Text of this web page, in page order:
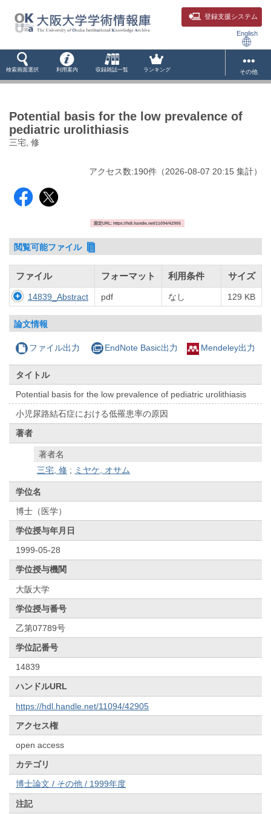
登録支援システム
English
検索画面選択 利用案内 収録雑誌一覧 ランキング その他
Potential basis for the low prevalence of
pediatric urolithiasis
三宅, 修
アクセス数:190件 （2026-08-07 20:15 集計）
固定URL: https://hdl.handle.net/11094/42905
閲覧可能ファイル
ファイル フォーマット 利用条件 サイズ
14839_Abstract pdf なし 129 KB
論文情報
ファイル出力 EndNote Basic出力 Mendeley出力
タイトル
Potential basis for the low prevalence of pediatric urolithiasis
小児尿路結石症における低罹患率の原因
著者
著者名
三宅, 修 ; ミヤケ, オサム
学位名
博士（医学）
学位授与年月日
1999-05-28
学位授与機関
大阪大学
学位授与番号
乙第07789号
学位記番号
14839
ハンドルURL
https://hdl.handle.net/11094/42905
アクセス権
open access
カテゴリ
博士論文 / その他 / 1999年度
注記